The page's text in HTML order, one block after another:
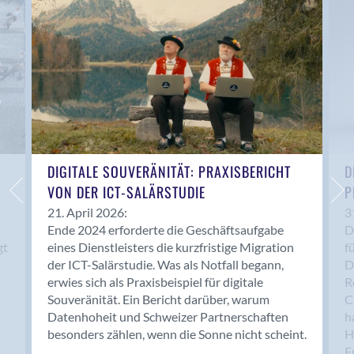
Anwil
Appenzell
Au SG
Baar
Baden
Balsthal
Balzers
Basel
Bassersdorf
Belp
Bendern
Benken (SG)
Bergdietikon
Berlin
Bern
Bern - Liebefeld
DIGITALE SOUVERÄNITÄT: PRAXISBERICHT
VON DER ICT-SALÄRSTUDIE
21. April 2026:
Ende 2024 erforderte die Geschäftsaufgabe
eines Dienstleisters die kurzfristige Migration
der ICT-Salärstudie. Was als Notfall begann,
erwies sich als Praxisbeispiel für digitale
Souveränität. Ein Bericht darüber, warum
Datenhoheit und Schweizer Partnerschaften
besonders zählen, wenn die Sonne nicht scheint.